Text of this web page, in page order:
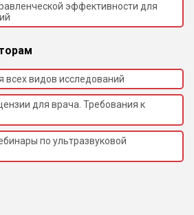
эффективности для
всех видов исследований
для врача. Требования к
по ультразвуковой